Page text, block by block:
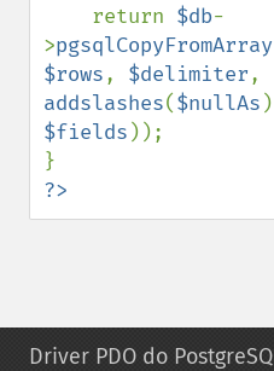
    return
$db-
>pgsqlCopyFromArray
$rows, $delimiter
addslashes($nullAs
$fields ));
?>
Driver PDO do